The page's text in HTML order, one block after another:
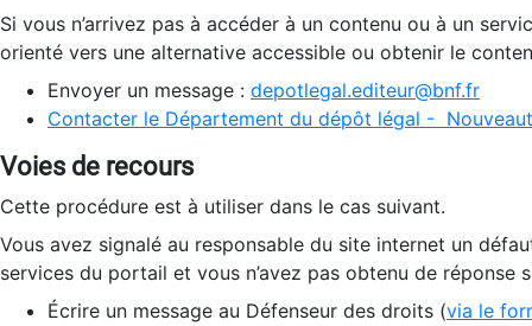
Si vous n’arrivez pas à accéder à un contenu ou à un
orienté vers une alternative accessible ou obtenir le
Envoyer un message : depotlegal.editeur@bnf.fr
Contacter le Département du dépôt légal -
Voies de recours
Cette procédure est à utiliser dans le cas suivant.
Vous avez signalé au responsable du site internet un
services du portail et vous n’avez pas obtenu de réponse
Écrire un message au Défenseur des droits (via le